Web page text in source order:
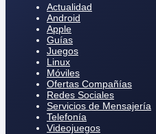
Actualidad
Android
Apple
Guías
Juegos
Linux
Móviles
Ofertas Compañías
Redes Sociales
Servicios de Mensajería
Telefonía
Videojuegos